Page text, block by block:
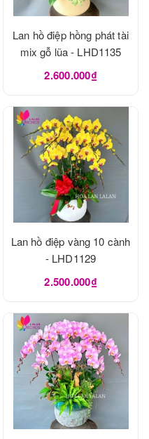
Lan hồ điệp hồng phát tài
mix gỗ lũa - LHD1135
2.600.000₫
Lan hồ điệp vàng 10 cành
- LHD1129
2.500.000₫